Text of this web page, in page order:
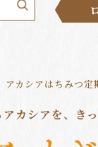
アカシアはちみつ定
カシアを、き